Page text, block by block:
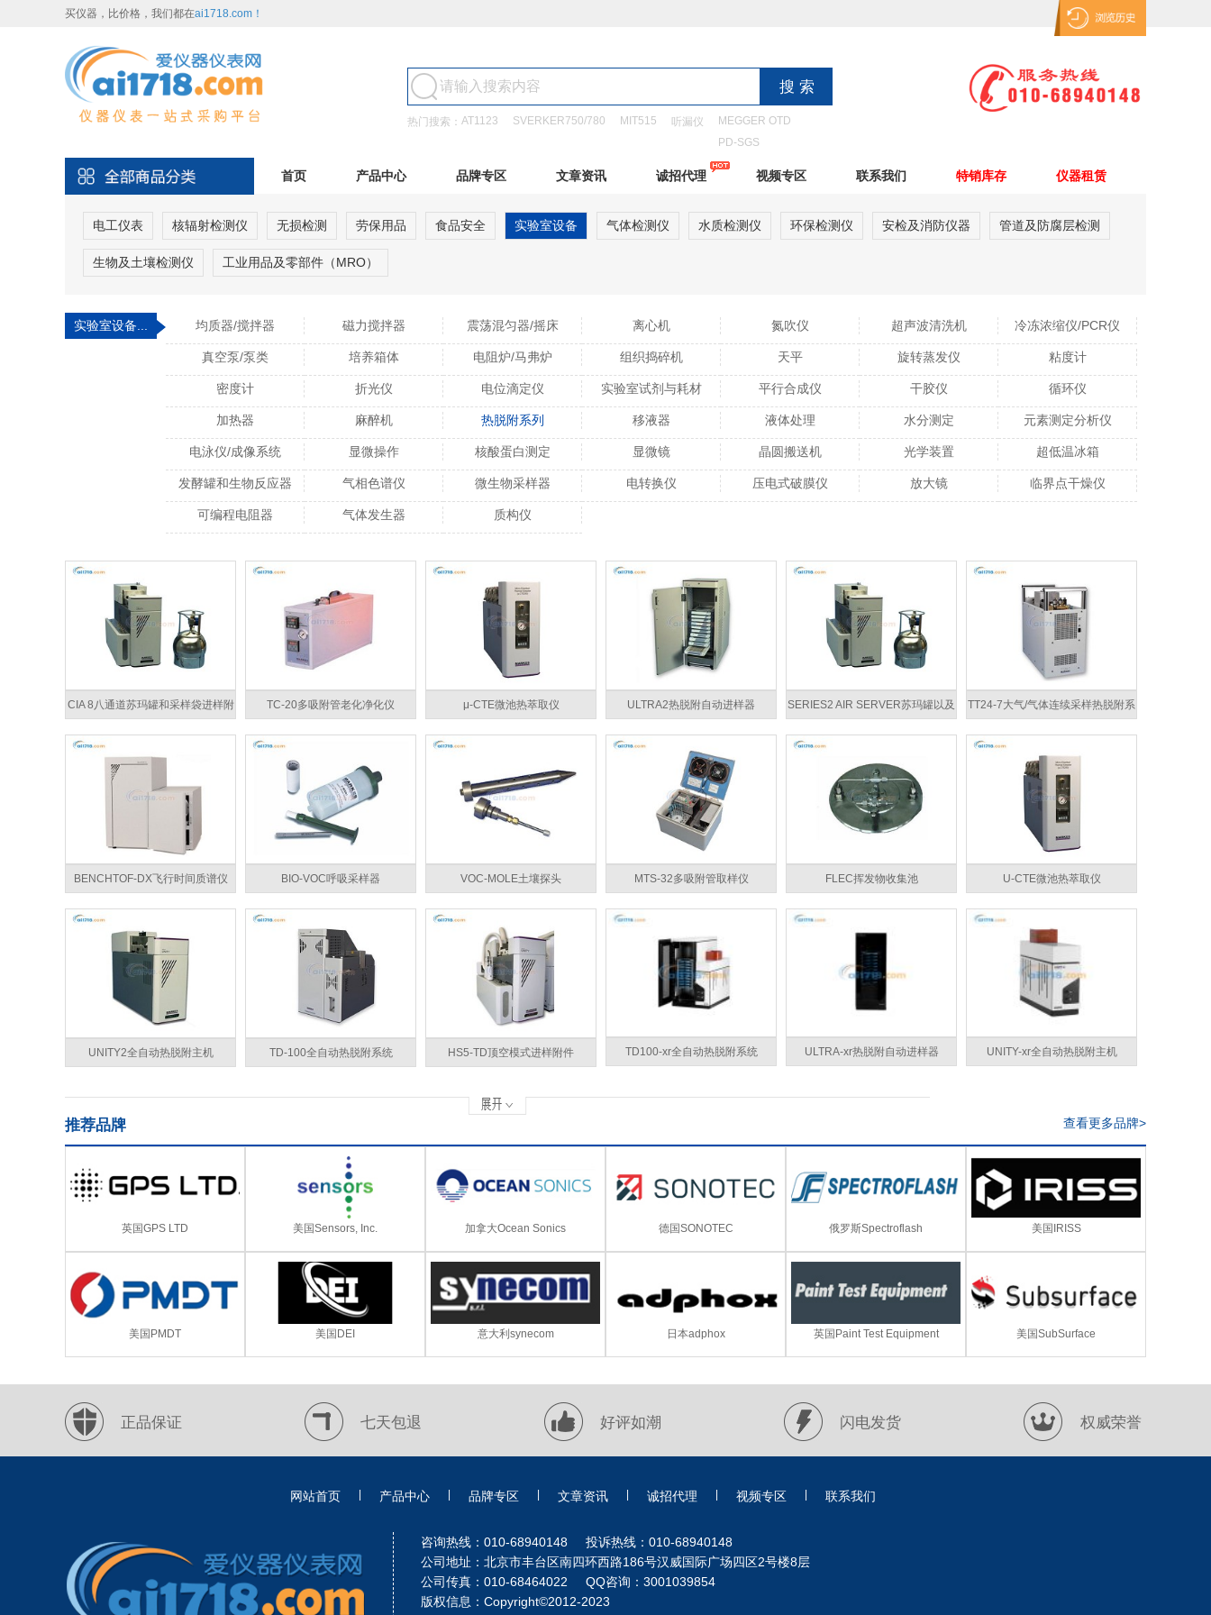
买仪器，比价格，我们都在ai1718.com！
热门搜索： AT1123 SVERKER750/780 MIT515 听漏仪
MEGGER OTD
PD-SGS
首页 产品中心 品牌专区 文章资讯 诚招代理 视频专区 联系我们 特销库存 仪器租赁
电工仪表 核辐射检测仪 无损检测 劳保用品 食品安全 实验室设备 气体检测仪 水质检测仪 环保检测仪 安检及消防仪器 管道及防腐层检测
生物及土壤检测仪 工业用品及零部件（MRO）
实验室设备... 均质器/搅拌器 磁力搅拌器 震荡混匀器/摇床 离心机 氮吹仪 超声波清洗机 冷冻浓缩仪/PCR仪
真空泵/泵类 培养箱体 电阻炉/马弗炉 组织捣碎机 天平 旋转蒸发仪 粘度计
密度计 折光仪 电位滴定仪 实验室试剂与耗材 平行合成仪 干胶仪 循环仪
加热器 麻醉机 热脱附系列 移液器 液体处理 水分测定 元素测定分析仪
电泳仪/成像系统 显微操作 核酸蛋白测定 显微镜 晶圆搬送机 光学装置 超低温冰箱
发酵罐和生物反应器 气相色谱仪 微生物采样器 电转换仪 压电式破膜仪 放大镜 临界点干燥仪
可编程电阻器 气体发生器 质构仪
CIA 8八通道苏玛罐和采样袋进样附
件
TC-20多吸附管老化净化仪 μ-CTE微池热萃取仪 ULTRA2热脱附自动进样器 SERIES2 AIR SERVER苏玛罐以及
在线监测进样附件
TT24-7大气/气体连续采样热脱附系
统
BENCHTOF-DX飞行时间质谱仪 BIO-VOC呼吸采样器 VOC-MOLE土壤探头 MTS-32多吸附管取样仪 FLEC挥发物收集池 U-CTE微池热萃取仪
UNITY2全自动热脱附主机 TD-100全自动热脱附系统 HS5-TD顶空模式进样附件 TD100-xr全自动热脱附系统 ULTRA-xr热脱附自动进样器 UNITY-xr全自动热脱附主机
推荐品牌 查看更多品牌>
英国GPS LTD 美国Sensors, Inc. 加拿大Ocean Sonics 德国SONOTEC 俄罗斯Spectroflash 美国IRISS
美国PMDT 美国DEI 意大利synecom 日本adphox 英国Paint Test Equipment 美国SubSurface
正品保证 七天包退 好评如潮 闪电发货 权威荣誉
网站首页 产品中心 品牌专区 文章资讯 诚招代理 视频专区 联系我们
咨询热线：010-68940148 投诉热线：010-68940148
公司地址：北京市丰台区南四环西路186号汉威国际广场四区2号楼8层
公司传真：010-68464022 QQ咨询：3001039854
版权信息：Copyright©2012-2023